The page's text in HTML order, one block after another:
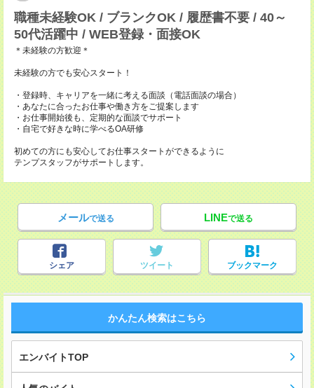
職種未経験OK / ブランクOK / 履歴書不要 / 40～
50代活躍中 / WEB登録・面接OK
＊未経験の方歓迎＊
未経験の方でも安心スタート！
・登録時、キャリアを一緒に考える面談（電話面談の場合）
・あなたに合ったお仕事や働き方をご提案します
・お仕事開始後も、定期的な面談でサポート
・自宅で好きな時に学べるOA研修
初めての方にも安心してお仕事スタートができるように
テンプスタッフがサポートします。
メールで送る LINEで送る
シェア ツイート ブックマーク
かんたん検索はこちら
エンバイトTOP